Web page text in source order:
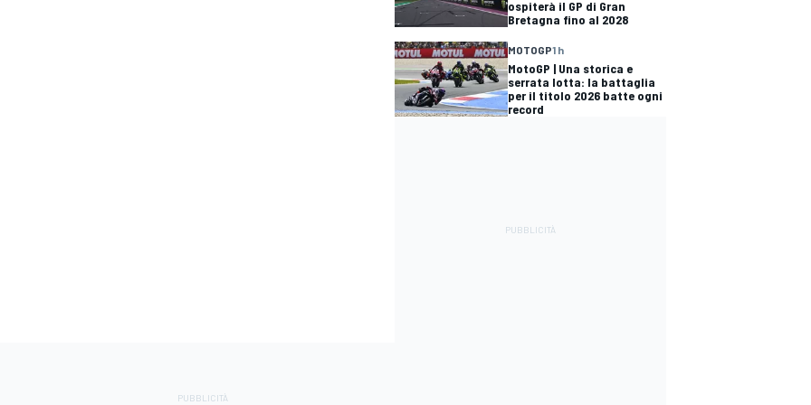
ospiterà il GP di Gran
Bretagna fino al 2028
MOTOGP1 h
MotoGP | Una storica e
serrata lotta: la battaglia
per il titolo 2026 batte ogni
record